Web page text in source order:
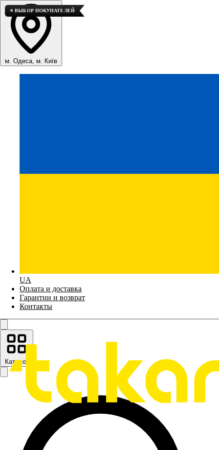
м. Одеса, м. Київ
UA
Оплата и доставка
Гарантии и возврат
Контакты
Каталог
💎 ВЫСОКОЕ КАЧЕСТВО
💎 ВЫСОКОЕ КАЧЕСТВО
💎 ВЫСОКОЕ КАЧЕСТВО
⭐ ВЫБОР ПОКУПАТЕЛЕЙ